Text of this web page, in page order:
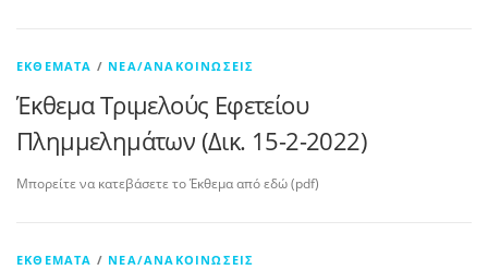
ΕΚΘΈΜΑΤΑ / ΝΈΑ/ΑΝΑΚΟΙΝΏΣΕΙΣ
Έκθεμα Τριμελούς Εφετείου
Πλημμελημάτων (Δικ. 15-2-2022)
Μπορείτε να κατεβάσετε το Έκθεμα από εδώ (pdf)
ΕΚΘΈΜΑΤΑ / ΝΈΑ/ΑΝΑΚΟΙΝΏΣΕΙΣ